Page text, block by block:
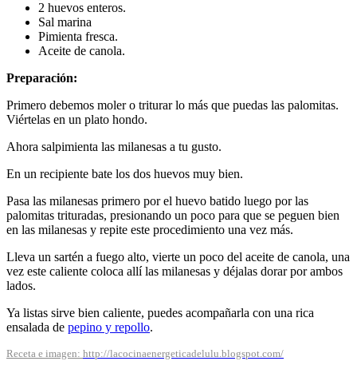
2 huevos enteros.
Sal marina
Pimienta fresca.
Aceite de canola.
Preparación:
Primero debemos moler o triturar lo más que puedas las palomitas.
Viértelas en un plato hondo.
Ahora salpimienta las milanesas a tu gusto.
En un recipiente bate los dos huevos muy bien.
Pasa las milanesas primero por el huevo batido luego por las
palomitas trituradas, presionando un poco para que se peguen bien
en las milanesas y repite este procedimiento una vez más.
Lleva un sartén a fuego alto, vierte un poco del aceite de canola, una
vez este caliente coloca allí las milanesas y déjalas dorar por ambos
lados.
Ya listas sirve bien caliente, puedes acompañarla con una rica
ensalada de pepino y repollo.
Receta e imagen: http://lacocinaenergeticadelulu.blogspot.com/